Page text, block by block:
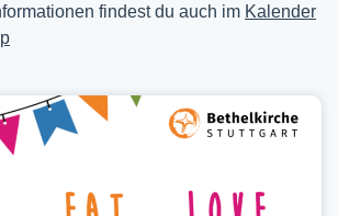
findest du auch im Kalender